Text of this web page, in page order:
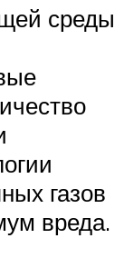
среды
газов
вреда.